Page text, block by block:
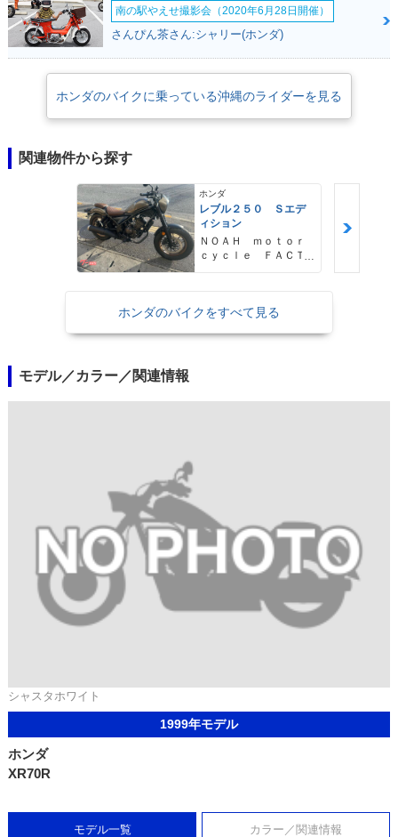
南の駅やえせ撮影会（2020年6月28日開催）
さんぴん茶さん:シャリー(ホンダ)
ホンダのバイクに乗っている沖縄のライダーを見る
関連物件から探す
ホンダ
レブル２５０ Ｓエデ
ィション
ＮＯＡＨ ｍｏｔｏｒ
ｃｙｃｌｅ ＦＡＣＴ
ホンダのバイクをすべて見る
モデル／カラー／関連情報
シャスタホワイト
1999年モデル
ホンダ
XR70R
モデル一覧 カラー／関連情報